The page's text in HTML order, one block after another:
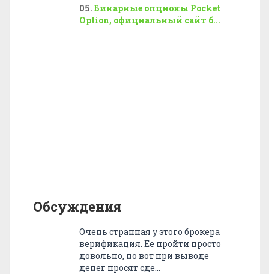
Бинарные опционы Pocket
Option, официальный сайт б...
Обсуждения
Очень странная у этого брокера
верификация. Ее пройти просто
довольно, но вот при выводе
денег просят сде…